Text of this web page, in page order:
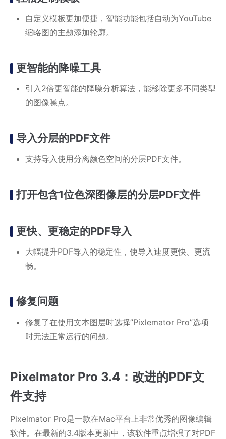
自定义模板更加便捷，智能功能包括自动为YouTube
缩略图的主题添加轮廓。
更智能的降噪工具
引入2倍更智能的降噪分析算法，能移除更多不同类型
的图像噪点。
导入分层的PDF文件
支持导入使用分离颜色空间的分层PDF文件。
打开包含1位色深图像层的分层PDF文件
更快、更稳定的PDF导入
大幅提升PDF导入的稳定性，使导入速度更快、更流
畅。
修复问题
修复了在使用文本图层时选择”Pixlemator Pro”选项
时无法正常运行的问题。
Pixelmator Pro 3.4：改进的PDF文
件支持
Pixelmator Pro是一款在Mac平台上非常优秀的图像编辑
软件。在最新的3.4版本更新中，该软件重点增强了对PDF